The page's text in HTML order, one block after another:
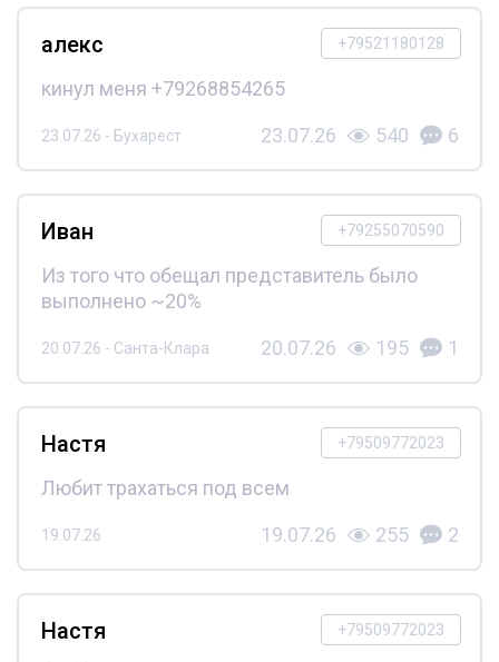
+79521180128
алекс
кинул меня +79268854265
23.07.26 - Бухарест 23.07.26 540 6
+79255070590
Иван
Из того что обещал представитель было
выполнено ~20%
20.07.26 - Санта-Клара 20.07.26 195 1
+79509772023
Настя
Любит трахаться под всем
19.07.26 19.07.26 255 2
+79509772023
Настя